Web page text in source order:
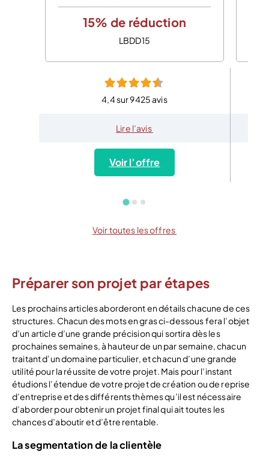
15% de réduction
LBDD15
4,4 sur 9425 avis
Lire l’avis
Voir l’offre
Voir toutes les offres
Préparer son projet par étapes
Les prochains articles aborderont en détails chacune de ces
structures. Chacun des mots en gras ci-dessous fera l’objet
d’un article d’une grande précision qui sortira dès les
prochaines semaines, à hauteur de un par semaine, chacun
traitant d’un domaine particulier, et chacun d’une grande
utilité pour la réussite de votre projet. Mais pour l’instant
étudions l’étendue de votre projet de création ou de reprise
d’entreprise et des différents thèmes qu’il est nécessaire
d’aborder pour obtenir un projet final qui ait toutes les
chances d’aboutir et d’être rentable.
La segmentation de la clientèle